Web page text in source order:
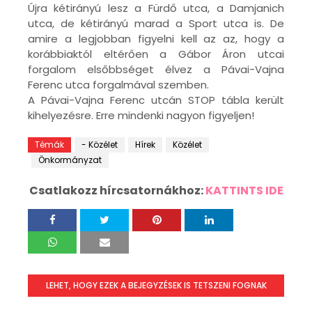
Újra kétirányú lesz a Fürdő utca, a Damjanich
utca, de kétirányú marad a Sport utca is. De
amire a legjobban figyelni kell az az, hogy a
korábbiaktól eltérően a Gábor Áron utcai
forgalom elsőbbséget élvez a Pávai-Vajna
Ferenc utca forgalmával szemben.
A Pávai-Vajna Ferenc utcán STOP tábla került
kihelyezésre. Erre mindenki nagyon figyeljen!
Témák - Közélet Hírek
Közélet
Önkormányzat
Csatlakozz hírcsatornákhoz:KATTINTS IDE
LEHET, HOGY EZEK A BEJEGYZÉSEK IS TETSZENI FOGNAK